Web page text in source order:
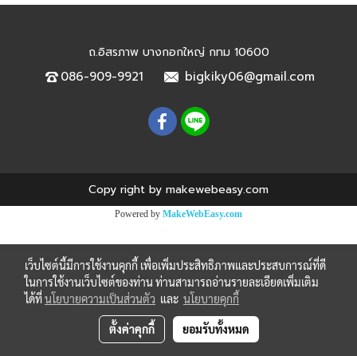
ถ.อิสรภาพ บางกอกใหญ่ กทม 10600
086-909-9921 bigkiky06@gmail.com
Copy right by makewebeasy.com
Powered by MakeWebEasy.com
เว็บไซต์นี้มีการใช้งานคุกกี้ เพื่อเพิ่มประสิทธิภาพและประสบการณ์ที่ดี
ในการใช้งานเว็บไซต์ของท่าน ท่านสามารถอ่านรายละเอียดเพิ่มเติม
ได้ที่นโยบายความเป็นส่วนตัว และ นโยบายคุกกี้
ตั้งค่าคุกกี้ ยอมรับทั้งหมด